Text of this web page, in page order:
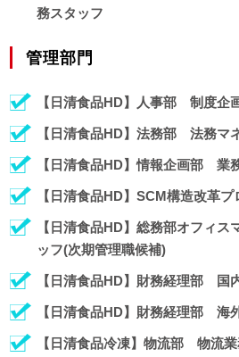
務スタッフ
管理部門
【日清食品HD】人事部 制度企
【日清食品HD】法務部 法務マ
【日清食品HD】情報企画部 業
【日清食品HD】SCM構造改革
【日清食品HD】総務部オフィス
ッフ(次期管理職候補)
【日清食品HD】財務経理部 国
【日清食品HD】財務経理部 海
【日清食品冷凍】物流部 物流